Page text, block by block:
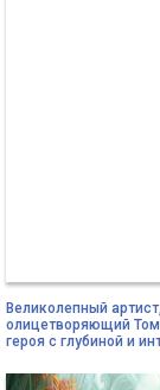
Великолепный артист,
олицетворяющий
героя с глубиной и